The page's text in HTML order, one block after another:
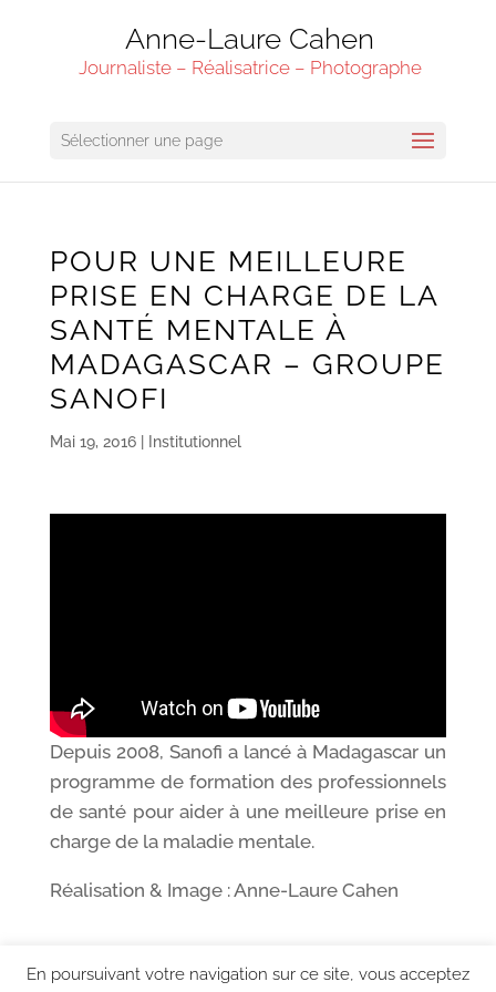
Anne-Laure Cahen
Journaliste – Réalisatrice – Photographe
Sélectionner une page
POUR UNE MEILLEURE
PRISE EN CHARGE DE LA
SANTÉ MENTALE À
MADAGASCAR – GROUPE
SANOFI
Mai 19, 2016| Institutionnel
Depuis 2008, Sanofi a lancé à Madagascar un
programme de formation des professionnels
de santé pour aider à une meilleure prise en
charge de la maladie mentale.
Réalisation & Image : Anne-Laure Cahen
En poursuivant votre navigation sur ce site, vous acceptez